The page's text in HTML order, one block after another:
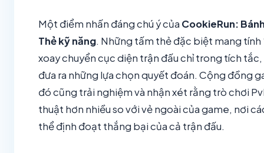
Một điểm nhấn đáng chú ý của CookieRun:
Thẻ kỹ năng. Những tấm thẻ đặc biệt mang tính
xoay chuyển cục diện trận đấu chỉ trong tích
đưa ra những lựa chọn quyết đoán. Cộng đồng
đó cũng trải nghiệm và nhận xét rằng trò chơi
thuật hơn nhiều so với vẻ ngoài của game, nơi
thể định đoạt thắng bại của cả trận đấu.